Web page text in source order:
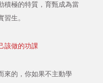
積極的特質，育甄成為當
生。
該做的功課
來的，你如果不主動學